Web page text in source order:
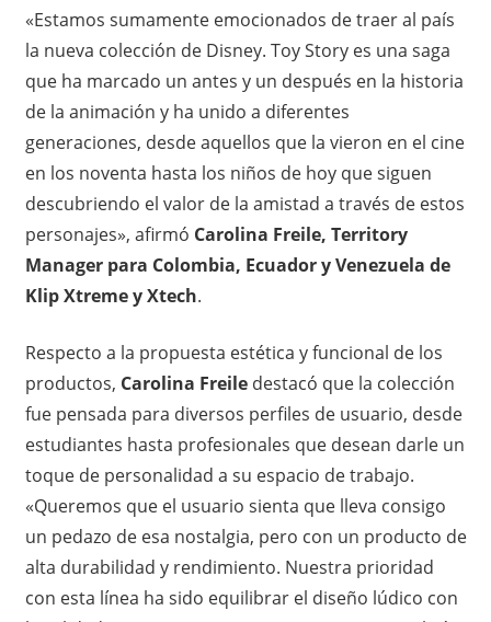
«Estamos sumamente emocionados de traer al país
la nueva colección de Disney. Toy Story es una saga
que ha marcado un antes y un después en la historia
de la animación y ha unido a diferentes
generaciones, desde aquellos que la vieron en el cine
en los noventa hasta los niños de hoy que siguen
descubriendo el valor de la amistad a través de estos
personajes», afirmó Carolina Freile, Territory
Manager para Colombia, Ecuador y Venezuela de
Klip Xtreme y Xtech.
Respecto a la propuesta estética y funcional de los
productos, Carolina Freile destacó que la colección
fue pensada para diversos perfiles de usuario, desde
estudiantes hasta profesionales que desean darle un
toque de personalidad a su espacio de trabajo.
«Queremos que el usuario sienta que lleva consigo
un pedazo de esa nostalgia, pero con un producto de
alta durabilidad y rendimiento. Nuestra prioridad
con esta línea ha sido equilibrar el diseño lúdico con